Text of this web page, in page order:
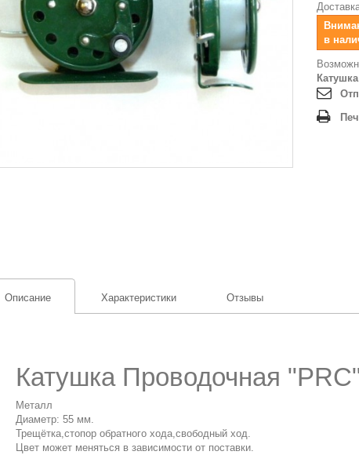
в
Описание Характеристики Отзывы
Катушка Проводочная
Металл
Диаметр: 55 мм.
Трещётка,стопор обратного хода,свободный ход.
Цвет может меняться в зависимости от поставки.